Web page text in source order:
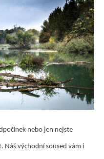
nebo jen nejste
Náš východní soused vám i